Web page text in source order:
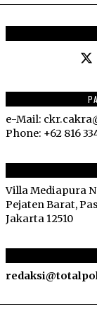
e-Mail:
Phone: +62 816
Villa Mediapura
Pejaten Barat,
Jakarta 12510